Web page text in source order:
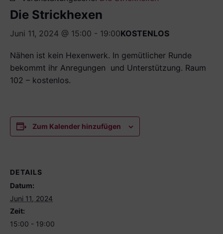
Die Strickhexen
Juni 11, 2024 @ 15:00 - 19:00KOSTENLOS
Nähen ist kein Hexenwerk. In gemütlicher Runde
bekommt ihr Anregungen und Unterstützung. Raum
102 – kostenlos.
Zum Kalender hinzufügen
DETAILS
Datum:
Juni 11, 2024
Zeit:
15:00 - 19:00